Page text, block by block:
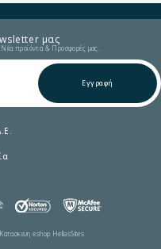
μας
προϊόντα & Προσφορές μας.
Εγγραφή
Κατασκευη eshop HellasSites